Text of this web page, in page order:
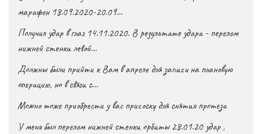
марафон 18.09.2020-20.09…
Получил удар в глаз 14.11.2020. В результате удара - перелом
нижней стенки левой…
Должны были прийти к Вам в апреле для записи на плановую
операцию, но в связи с…
Можно тоже приобрести у вас присоску для снятия протеза
У меня был перелом нижней стенки орбиты 28.01.20 удар ,